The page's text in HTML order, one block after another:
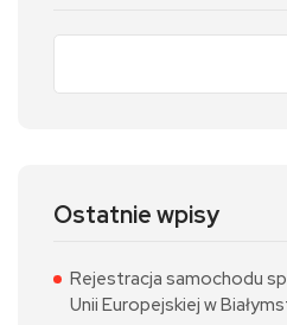
Ostatnie wpisy
Rejestracja samochodu
Unii Europejskiej w